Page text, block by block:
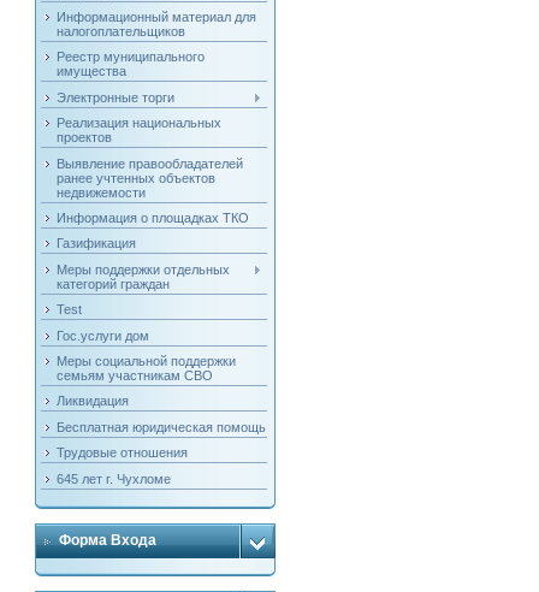
Информационный материал для
налогоплательщиков
Реестр муниципального
имущества
Электронные торги
Реализация национальных
проектов
Выявление правообладателей
ранее учтенных объектов
недвижемости
Информация о площадках ТКО
Газификация
Меры поддержки отдельных
категорий граждан
Test
Гос.услуги дом
Меры социальной поддержки
семьям участникам СВО
Ликвидация
Бесплатная юридическая помощь
Трудовые отношения
645 лет г. Чухломе
Форма Входа